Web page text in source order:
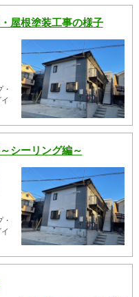
屋根塗装工事の様子
シーリング編～